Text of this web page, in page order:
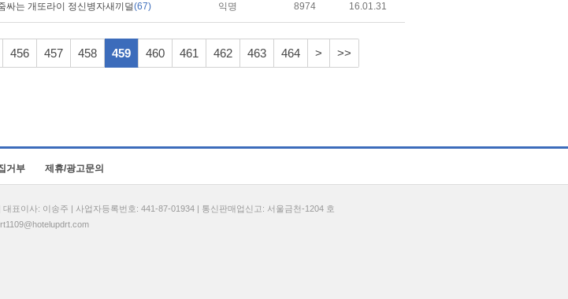
싸는 개또라이 정신병자새끼덜(67) 익명 8974 16.01.31
456 457 458 459 460 461 462 463 464 > >>
거부 제휴/광고문의
표이사: 이송주 | 사업자등록번호: 441-87-01934 | 통신판매업신고: 서울금천-1204 호